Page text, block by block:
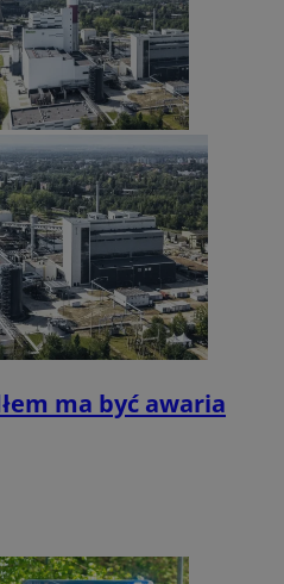
ma być awaria